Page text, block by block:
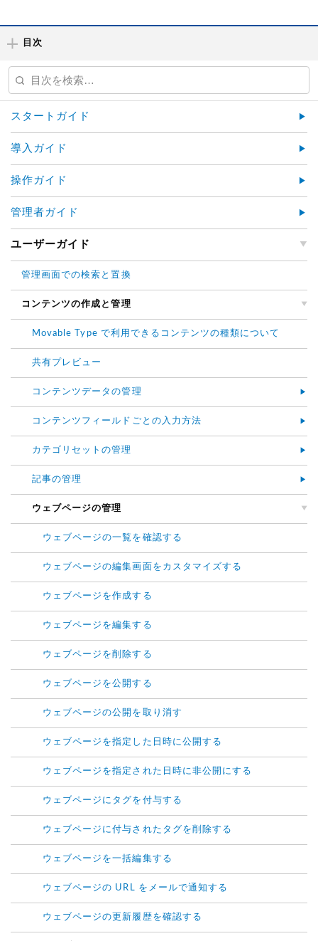
目次
スタートガイド
導入ガイド
操作ガイド
管理者ガイド
ユーザーガイド
管理画面での検索と置換
コンテンツの作成と管理
Movable Type で利用できるコンテンツの種類について
共有プレビュー
コンテンツデータの管理
コンテンツフィールドごとの入力方法
カテゴリセットの管理
記事の管理
ウェブページの管理
ウェブページの一覧を確認する
ウェブページの編集画面をカスタマイズする
ウェブページを作成する
ウェブページを編集する
ウェブページを削除する
ウェブページを公開する
ウェブページの公開を取り消す
ウェブページを指定した日時に公開する
ウェブページを指定された日時に非公開にする
ウェブページにタグを付与する
ウェブページに付与されたタグを削除する
ウェブページを一括編集する
ウェブページの URL をメールで通知する
ウェブページの更新履歴を確認する